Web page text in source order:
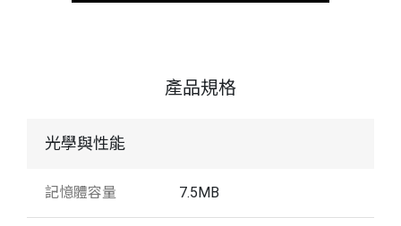
產品規格
光學與性能
記憶體容量 7.5MB